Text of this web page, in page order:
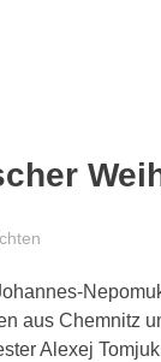
aus Chemnitz
Alexej